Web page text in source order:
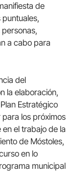
de
a cabo para
del
la elaboración,
Estratégico
los próximos
el trabajo de la
de Móstoles,
en lo
municipal